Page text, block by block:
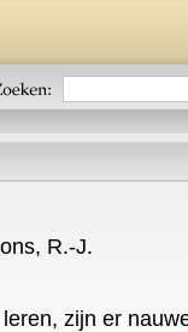
R.-J.
zijn er